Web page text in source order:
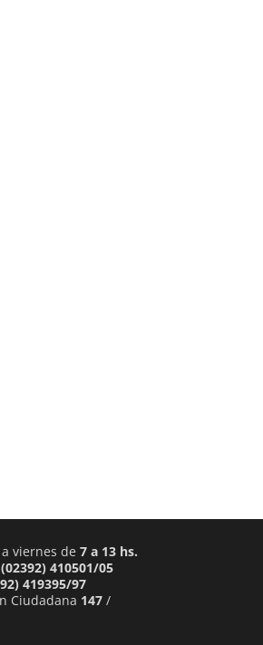
viernes de 7 a 13 hs.
(02392) 410501/05
419395/97
Ciudadana 147/